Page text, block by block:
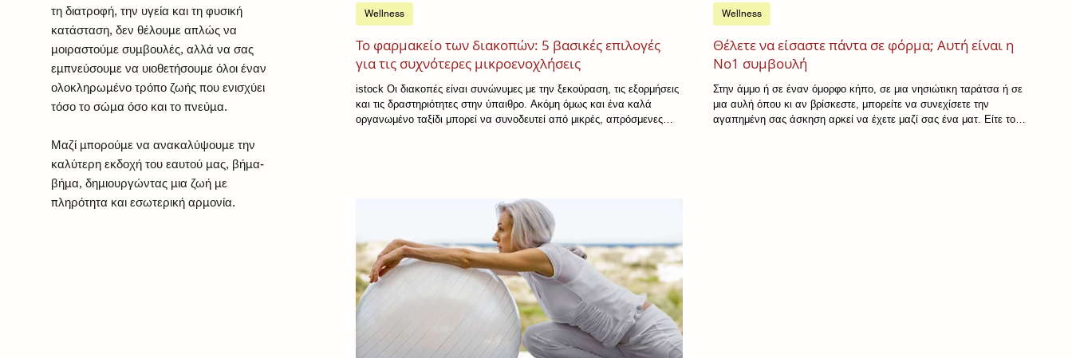
Το φαρμακείο των διακοπών: 5 βασικές επιλογές
για τις συχνότερες μικροενοχλήσεις
istock Οι διακοπές είναι συνώνυμες με την ξεκούραση, τις εξορμήσεις
και τις δραστηριότητες στην ύπαιθρο. Ακόμη όμως και ένα καλά
οργανωμένο ταξίδι μπορεί να συνοδευτεί από μικρές, απρόσμενες
Wellness
Θέλετε να είσαστε πάντα σε φόρμα; Αυτή είναι η
Νο1 συμβουλή
Στην άμμο ή σε έναν όμορφο κήπο, σε μια νησιώτικη ταράτσα ή σε
μια αυλή όπου κι αν βρίσκεστε, μπορείτε να συνεχίσετε την
αγαπημένη σας άσκηση αρκεί να έχετε μαζί σας ένα ματ. Είτε το
Wellness
τη διατροφή, την υγεία και τη φυσική
κατάσταση, δεν θέλουμε απλώς να
μοιραστούμε συμβουλές, αλλά να σας
εμπνεύσουμε να υιοθετήσουμε όλοι έναν
ολοκληρωμένο τρόπο ζωής που ενισχύει
τόσο το σώμα όσο και το πνεύμα.
Μαζί μπορούμε να ανακαλύψουμε την
καλύτερη εκδοχή του εαυτού μας, βήμα-
βήμα, δημιουργώντας μια ζωή με
πληρότητα και εσωτερική αρμονία.